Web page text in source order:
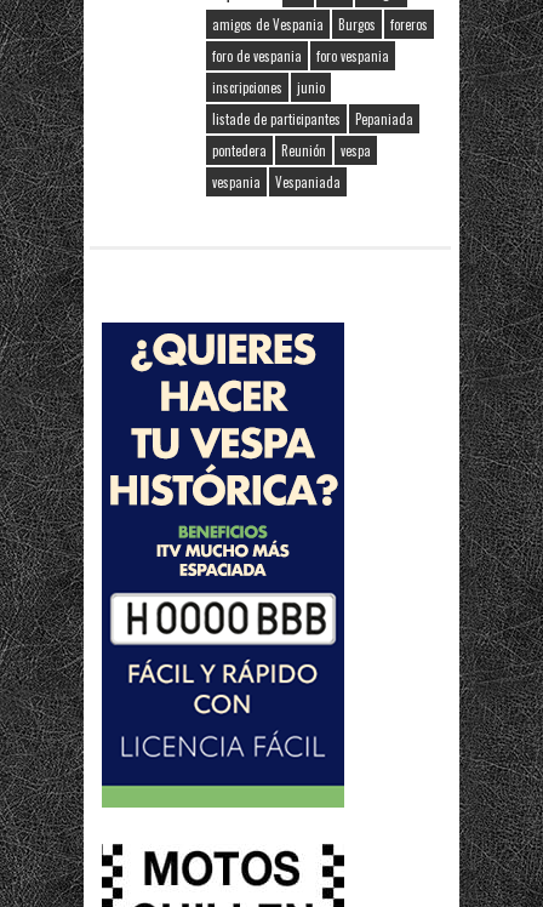
amigos de Vespania
Burgos
foreros
foro de vespania
foro vespania
inscripciones
junio
listade de participantes
Pepaniada
pontedera
Reunión
vespa
vespania
Vespaniada